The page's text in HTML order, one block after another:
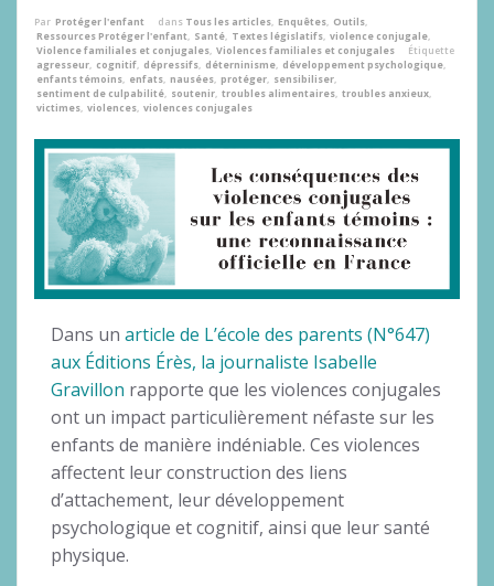
Par Protéger l'enfant dans Tous les articles, Enquêtes, Outils,
Ressources Protéger l'enfant, Santé, Textes législatifs, violence conjugale,
Violence familiales et conjugales, Violences familiales et conjugales
Étiquette
agresseur, cognitif, dépressifs, déterninisme, développement psychologique,
enfants témoins, enfats, nausées, protéger, sensibiliser,
sentiment de culpabilité, soutenir, troubles alimentaires, troubles anxieux,
victimes, violences, violences conjugales
Dans un article de L’école des parents (N°647)
aux Éditions Érès, la journaliste Isabelle
Gravillon rapporte que les violences conjugales
ont un impact particulièrement néfaste sur les
enfants de manière indéniable. Ces violences
affectent leur construction des liens
d’attachement, leur développement
psychologique et cognitif, ainsi que leur santé
physique.